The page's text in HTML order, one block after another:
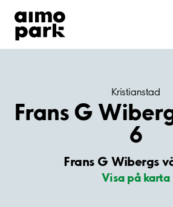
Hitta parkering
Samarbete
Kundservice
Kristianstad
Frans G
6
Frans G Wibergs
Visa på karta